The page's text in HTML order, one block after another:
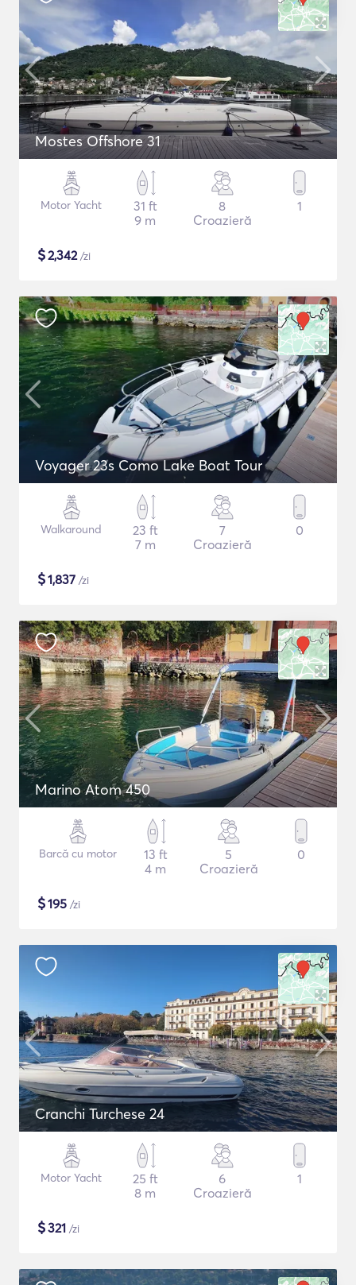
Mostes Offshore 31
Motor Yacht
31 ft
9 m
8
Croazieră
1
$2,342/zi
Voyager 23s Como Lake Boat Tour
Walkaround
23 ft
7 m
7
Croazieră
0
$1,837 /zi
Marino Atom 450
Barcă cu motor
13 ft
4 m
5
Croazieră
0
$195 /zi
Cranchi Turchese 24
Motor Yacht
25 ft
8 m
6
Croazieră
1
$321 /zi